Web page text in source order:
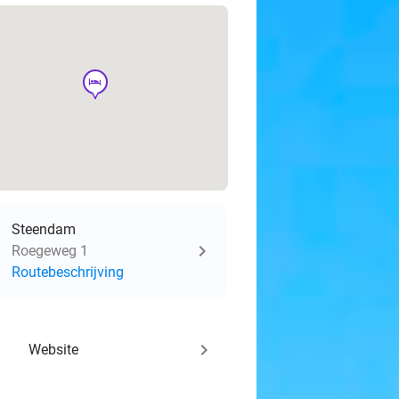
hotel
Steendam
Roegeweg 1
Routebeschrijving
Website keyboard_arrow_right